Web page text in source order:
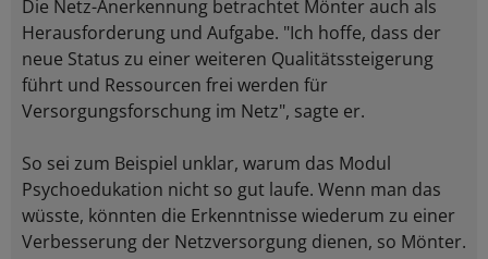
Die Netz-Anerkennung betrachtet Mönter auch als
Herausforderung und Aufgabe. "Ich hoffe, dass der
neue Status zu einer weiteren Qualitätssteigerung
führt und Ressourcen frei werden für
Versorgungsforschung im Netz", sagte er.
So sei zum Beispiel unklar, warum das Modul
Psychoedukation nicht so gut laufe. Wenn man das
wüsste, könnten die Erkenntnisse wiederum zu einer
Verbesserung der Netzversorgung dienen, so Mönter.